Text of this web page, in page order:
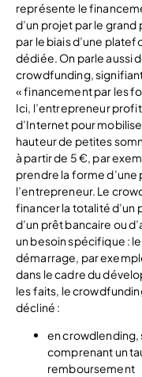
représente le
d’un projet par le grand
par le biais d’une
dédiée. On parle aussi
crowdfunding,
« financement par les
Ici, l’entrepreneur
d’Internet pour
hauteur de petites
à partir de 5 €, par
prendre la forme
l’entrepreneur. Le
financer la totalité d’un
d’un prêt bancaire ou
un besoin spécifique :
démarrage, par
dans le cadre du
les faits, le
décliné :
en crowdlending,
comprenant un
remboursement